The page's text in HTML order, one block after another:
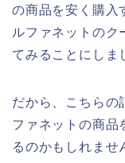
の商品を安く購入
ルファネットのク
てみることにしま
だから、こちらの
ファネットの商品
るのかもしれませ